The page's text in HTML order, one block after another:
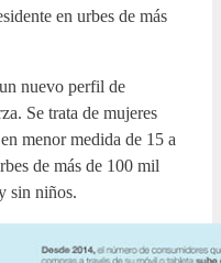
en urbes de más
nuevo perfil de
Se trata de mujeres
menor medida de 15 a
de más de 100 mil
sin niños.